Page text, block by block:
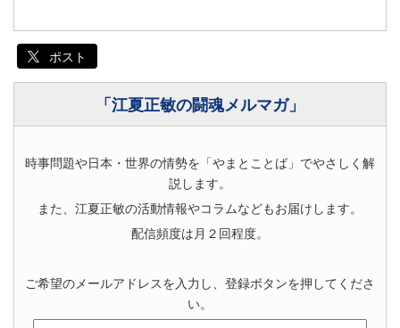
ポスト
「江夏正敏の闘魂メルマガ」
時事問題や日本・世界の情勢を「やまとことば」でやさしく解
説します。
また、江夏正敏の活動情報やコラムなどもお届けします。
配信頻度は月２回程度。
ご希望のメールアドレスを入力し、登録ボタンを押してくださ
い。